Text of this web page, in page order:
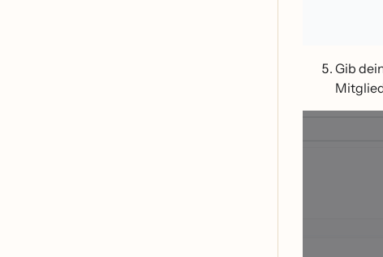
Gib